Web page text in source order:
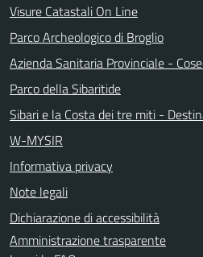
Visure Catastali On Line
Parco Archeologico di Broglio
Azienda Sanitaria Provinciale -
Parco della Sibaritide
Sibari e la Costa dei tre miti -
W-MYSIR
Informativa privacy
Note legali
Dichiarazione di accessibilità
Amministrazione trasparente